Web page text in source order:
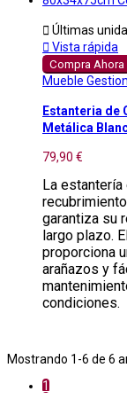
 Últimas
 Vista rápida
Compra Ahora
Mueble Gestion
Estanteria de
Metálica
79,90 €
La
garantiza su
largo plazo.
proporciona
arañazos y
condiciones.
Mostrando 1-6 de 6
1